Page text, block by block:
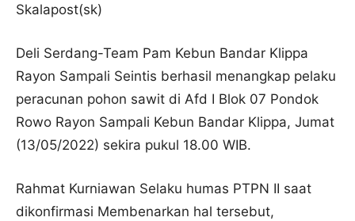
Skalapost(sk)
Deli Serdang-Team Pam Kebun Bandar Klippa
Rayon Sampali Seintis berhasil menangkap pelaku
peracunan pohon sawit di Afd I Blok 07 Pondok
Rowo Rayon Sampali Kebun Bandar Klippa, Jumat
(13/05/2022) sekira pukul 18.00 WIB.
Rahmat Kurniawan Selaku humas PTPN II saat
dikonfirmasi Membenarkan hal tersebut,